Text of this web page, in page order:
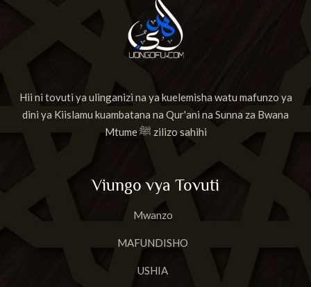
Hii ni tovuti ya ulinganizi na ya kuelemisha watu mafunzo ya
dini ya Kiislamu kuambatana na Qur'ani na Sunna za Bwana
Mtume ﷺ zilizo sahihi
Viungo vya Tovuti
Mwanzo
MAFUNDISHO
USHIA